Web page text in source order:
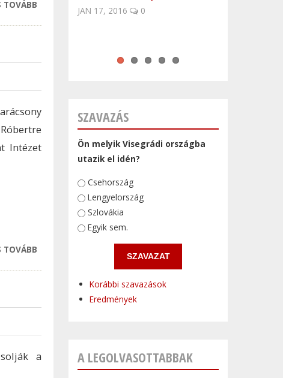
TOVÁBB
BÚCSÚZNAK A
PRÁGÁBAN
KAPCSOLATOSAN
Intézet
TOVÁBB
SZAVAZÓK 53
TARLÓS
TARTALOMMAL
KAPCSOLATOSAN
a
JAN 17, 2016
0
meghatározták a lengyel és a
Csehországban
FolkEmbassy
SZAVAZÁS
Ön melyik Visegrádi országba
utazik el idén?
Választások
Csehország
Lengyelország
Szlovákia
Egyik sem.
Korábbi szavazások
Eredmények
A LEGOLVASOTTABBAK